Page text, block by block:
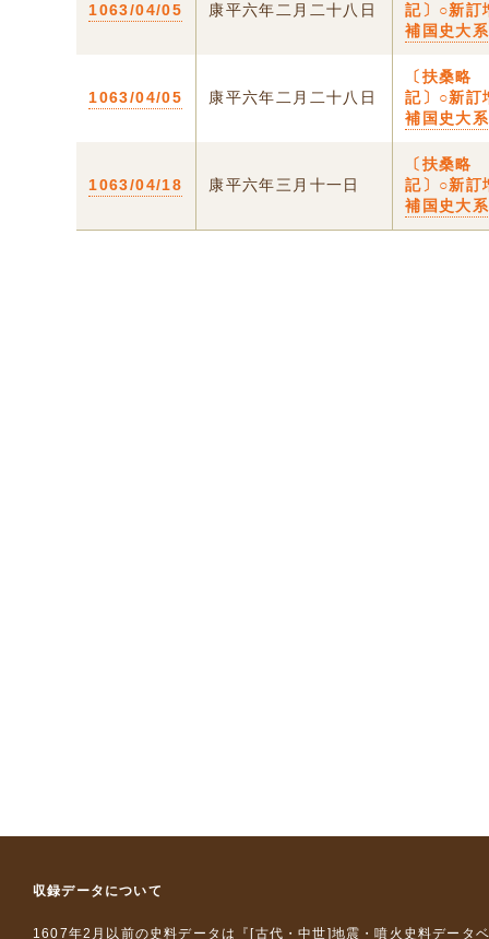
1063/04/05 康平六年二月二十八日
記〕○新訂
補国史大系
1063/04/05 康平六年二月二十八日
〔扶桑略
記〕○新訂
補国史大系
1063/04/18 康平六年三月十一日
〔扶桑略
記〕○新訂
補国史大系
収録データについて
1607年2月以前の史料データは『 [古代・中世]地震・噴火史料データ